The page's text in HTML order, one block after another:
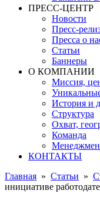
ПРЕСС-ЦЕНТР
Новости
Пресс-
Пресса о
Статьи
Баннеры
О КОМПАНИИ
Миссия,
История и
Структура
Охват,
Команда
КОНТАКТЫ
Главная » Статьи »
инициативе